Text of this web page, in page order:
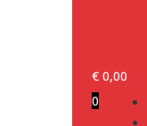
€ 0,00
0